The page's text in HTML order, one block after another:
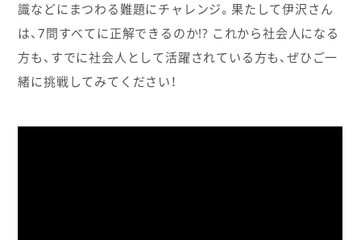
識などにまつわる難題にチャレンジ。果たして伊沢さん
は、7問すべてに正解できるのか!? これから社会人になる
方も、すでに社会人として活躍されている方も、ぜひご一
緒に挑戦してみてください！